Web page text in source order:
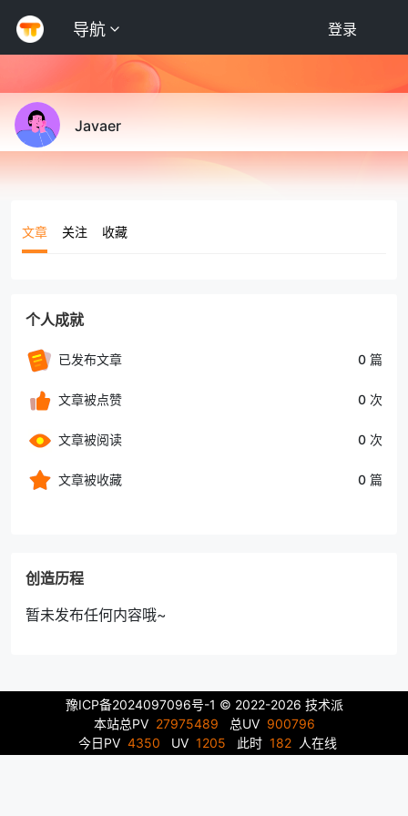
导航 登录
Javaer
文章 关注 收藏
个人成就
已发布文章 0 篇
文章被点赞 0 次
文章被阅读 0 次
文章被收藏 0 篇
创造历程
暂未发布任何内容哦~
豫ICP备2024097096号-1 © 2022-2026 技术派
本站总PV 27975489 总UV 900796
今日PV 4350 UV 1205 此时 182 人在线